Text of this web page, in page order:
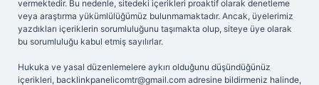
vermektedir. Bu nedenle, sitedeki içerikleri proaktif olarak denetleme
veya araştırma yükümlülüğümüz bulunmamaktadır. Ancak, üyelerimiz
yazdıkları içeriklerin sorumluluğunu taşımakta olup, siteye üye olarak
bu sorumluluğu kabul etmiş sayılırlar.
Hukuka ve yasal düzenlemelere aykırı olduğunu düşündüğünüz
içerikleri, backlinkpanelicomtr@gmail.com adresine bildirmeniz halinde,